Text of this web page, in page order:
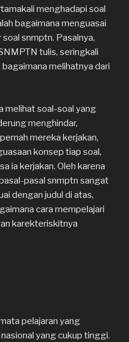
menghadapi soal
bagaimana menguasai
snmptn. Pasalnya,
tulis, seringkali
melihatnya dari
melihat soal-soal yang
menghindar,
mereka kerjakan,
konsep tiap soal,
ia kerjakan. Oleh karena
pasal snmptn sangat
dengan judul di atas,
cara mempelajari
karekteriskitnya
pelajaran yang
yang cukup tinggi.